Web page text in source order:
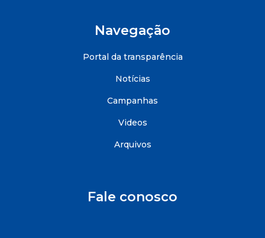
Navegação
Portal da transparência
Notícias
Campanhas
Videos
Arquivos
Fale conosco